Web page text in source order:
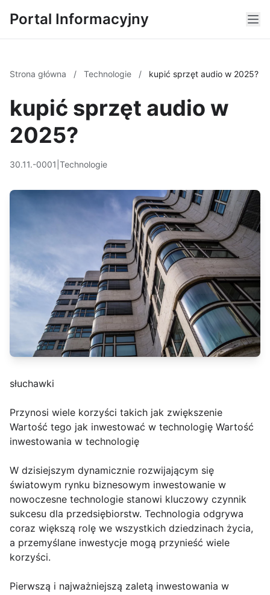
Portal Informacyjny
Strona główna / Technologie / kupić sprzęt audio w 2025?
kupić sprzęt audio w
2025?
30.11.-0001 Technologie
słuchawki
Przynosi wiele korzyści takich jak zwiększenie
Wartość tego jak inwestować w technologię Wartość
inwestowania w technologię
W dzisiejszym dynamicznie rozwijającym się
światowym rynku biznesowym inwestowanie w
nowoczesne technologie stanowi kluczowy czynnik
sukcesu dla przedsiębiorstw. Technologia odgrywa
coraz większą rolę we wszystkich dziedzinach życia,
a przemyślane inwestycje mogą przynieść wiele
korzyści.
Pierwszą i najważniejszą zaletą inwestowania w